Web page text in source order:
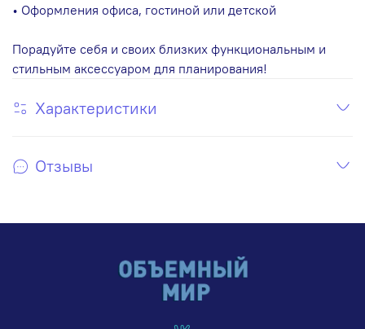
• Оформления офиса, гостиной или детской
Порадуйте себя и своих близких функциональным и
стильным аксессуаром для планирования!
Характеристики
Отзывы